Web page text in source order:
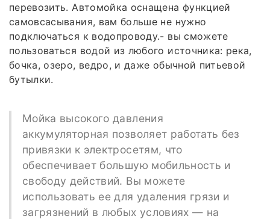
перевозить. Автомойка оснащена функцией
самовсасывания, вам больше не нужно
подключаться к водопроводу.- вы сможете
пользоваться водой из любого источника: река,
бочка, озеро, ведро, и даже обычной питьевой
бутылки.
Мойка высокого давления
аккумуляторная позволяет работать без
привязки к электросетям, что
обеспечивает большую мобильность и
свободу действий. Вы можете
использовать ее для удаления грязи и
загрязнений в любых условиях — на